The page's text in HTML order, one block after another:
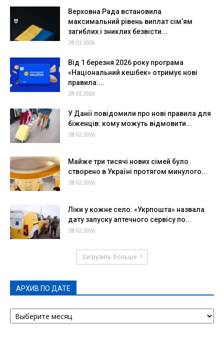
Верховна Рада встановила
максимальний рівень виплат сім’ям
загиблих і зниклих безвісти...
28.02.2026
Від 1 березня 2026 року програма
«Національний кешбек» отримує нові
правила:...
28.02.2026
У Данії повідомили про нові правила для
біженців: кому можуть відмовити...
28.02.2026
Майже три тисячі нових сімей було
створено в Україні протягом минулого...
28.02.2026
Ліки у кожне село: «Укрпошта» назвала
дату запуску аптечного сервісу по...
28.02.2026
Загрузить больше
АРХИВ ПО ДАТЕ
АРХИВ
ПО